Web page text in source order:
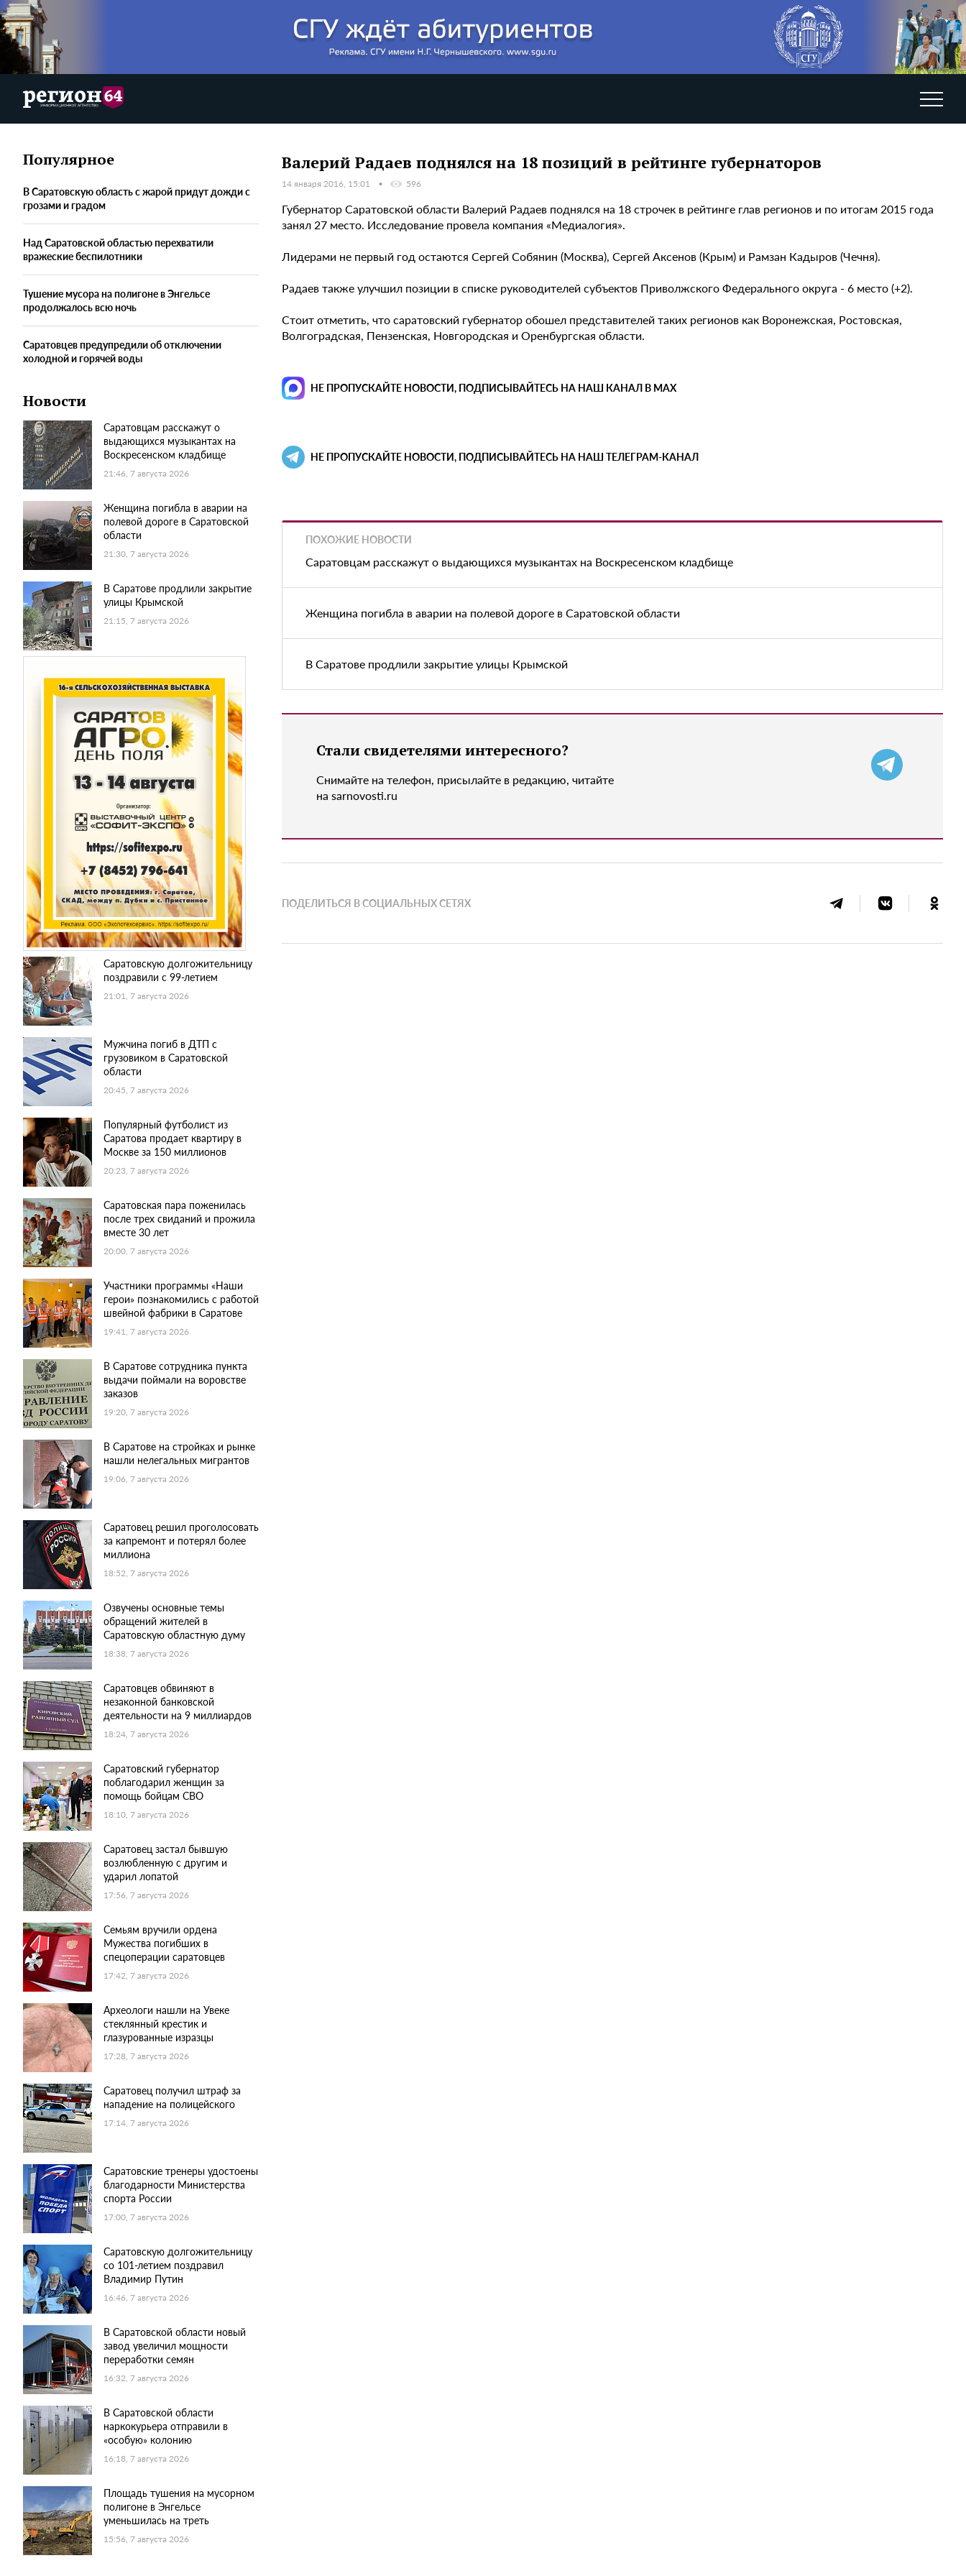
Популярное
В Саратовскую область с жарой придут дожди с
грозами и градом
Над Саратовской областью перехватили
вражеские беспилотники
Тушение мусора на полигоне в Энгельсе
продолжалось всю ночь
Саратовцев предупредили об отключении
холодной и горячей воды
Новости
Саратовцам расскажут о
выдающихся музыкантах на
Воскресенском кладбище
21:46, 7 августа 2026
Женщина погибла в аварии на
полевой дороге в Саратовской
области
21:30, 7 августа 2026
В Саратове продлили закрытие
улицы Крымской
21:15, 7 августа 2026
Саратовскую долгожительницу
поздравили с 99-летием
21:01, 7 августа 2026
Мужчина погиб в ДТП с
грузовиком в Саратовской
области
20:45, 7 августа 2026
Популярный футболист из
Саратова продает квартиру в
Москве за 150 миллионов
20:23, 7 августа 2026
Саратовская пара поженилась
после трех свиданий и прожила
вместе 30 лет
20:00, 7 августа 2026
Участники программы «Наши
герои» познакомились с работой
швейной фабрики в Саратове
19:41, 7 августа 2026
В Саратове сотрудника пункта
выдачи поймали на воровстве
заказов
19:20, 7 августа 2026
В Саратове на стройках и рынке
нашли нелегальных мигрантов
19:06, 7 августа 2026
Саратовец решил проголосовать
за капремонт и потерял более
миллиона
18:52, 7 августа 2026
Озвучены основные темы
обращений жителей в
Саратовскую областную думу
18:38, 7 августа 2026
Саратовцев обвиняют в
незаконной банковской
деятельности на 9 миллиардов
18:24, 7 августа 2026
Саратовский губернатор
поблагодарил женщин за
помощь бойцам СВО
18:10, 7 августа 2026
Саратовец застал бывшую
возлюбленную с другим и
ударил лопатой
17:56, 7 августа 2026
Семьям вручили ордена
Мужества погибших в
спецоперации саратовцев
17:42, 7 августа 2026
Археологи нашли на Увеке
стеклянный крестик и
глазурованные изразцы
17:28, 7 августа 2026
Саратовец получил штраф за
нападение на полицейского
17:14, 7 августа 2026
Саратовские тренеры удостоены
благодарности Министерства
спорта России
17:00, 7 августа 2026
Саратовскую долгожительницу
со 101-летием поздравил
Владимир Путин
16:46, 7 августа 2026
В Саратовской области новый
завод увеличил мощности
переработки семян
16:32, 7 августа 2026
В Саратовской области
наркокурьера отправили в
«особую» колонию
16:18, 7 августа 2026
Площадь тушения на мусорном
полигоне в Энгельсе
уменьшилась на треть
15:56, 7 августа 2026
Валерий Радаев поднялся на 18 позиций в рейтинге губернаторов
14 января 2016, 15:01 596
Губернатор Саратовской области Валерий Радаев поднялся на 18 строчек в рейтинге глав регионов и по итогам 2015 года
занял 27 место. Исследование провела компания «Медиалогия».
Лидерами не первый год остаются Сергей Собянин (Москва), Сергей Аксенов (Крым) и Рамзан Кадыров (Чечня).
Радаев также улучшил позиции в списке руководителей субъектов Приволжского Федерального округа - 6 место (+2).
Стоит отметить, что саратовский губернатор обошел представителей таких регионов как Воронежская, Ростовская,
Волгоградская, Пензенская, Новгородская и Оренбургская области.
НЕ ПРОПУСКАЙТЕ НОВОСТИ, ПОДПИСЫВАЙТЕСЬ НА НАШ КАНАЛ В MAX
НЕ ПРОПУСКАЙТЕ НОВОСТИ, ПОДПИСЫВАЙТЕСЬ НА НАШ ТЕЛЕГРАМ-КАНАЛ
ПОХОЖИЕ НОВОСТИ
Саратовцам расскажут о выдающихся музыкантах на Воскресенском кладбище
Женщина погибла в аварии на полевой дороге в Саратовской области
В Саратове продлили закрытие улицы Крымской
Стали свидетелями интересного?
Снимайте на телефон, присылайте в редакцию, читайте
на sarnovosti.ru
ПОДЕЛИТЬСЯ В СОЦИАЛЬНЫХ СЕТЯХ